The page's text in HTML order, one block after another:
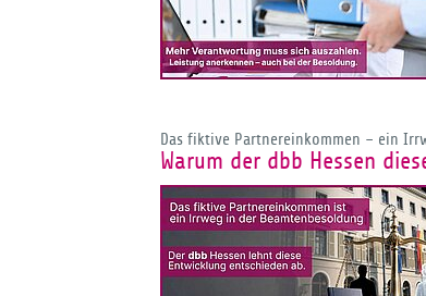
Das fiktive Partnereinkommen – ein
Warum der dbb Hessen